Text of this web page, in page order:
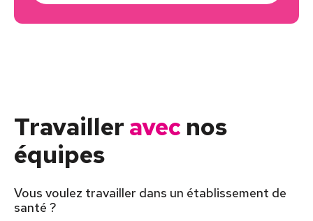
Vous voulez travailler dans un établissement de
santé ?
Travailler avec nos
équipes